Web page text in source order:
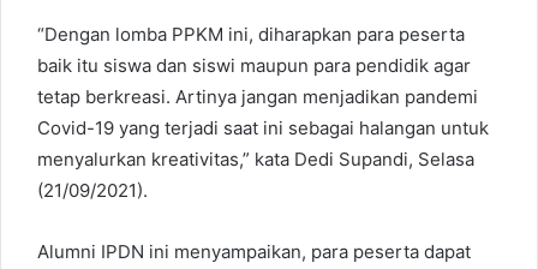
“Dengan lomba PPKM ini, diharapkan para peserta
baik itu siswa dan siswi maupun para pendidik agar
tetap berkreasi. Artinya jangan menjadikan pandemi
Covid-19 yang terjadi saat ini sebagai halangan untuk
menyalurkan kreativitas,” kata Dedi Supandi, Selasa
(21/09/2021).
Alumni IPDN ini menyampaikan, para peserta dapat